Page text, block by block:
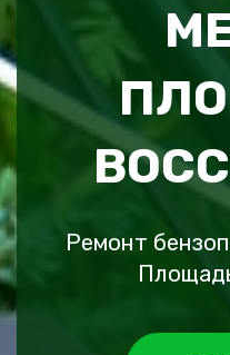
Ремонт